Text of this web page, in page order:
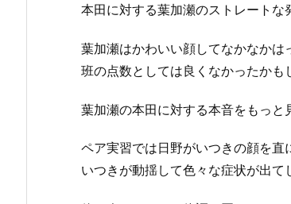
本田に対する葉加瀬のストレートな
葉加瀬はかわいい顔してなかなかは
班の点数としては良くなかったかも
葉加瀬の本田に対する本音をもっと
ペア実習では日野がいつきの顔を直
いつきが動揺して色々な症状が出